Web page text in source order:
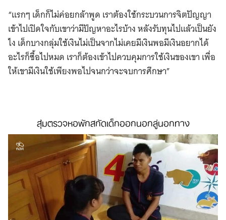
“แรกๆ เด็กก็ไม่ค่อยกล้าพูด เราต้องใช้กระบวนการจิตปัญญา
เข้าไปเปิดใจกับเขาว่ามีปัญหาอะไรบ้าง หลังรับทุนไปแล้วเป็นยัง
ไง เด็กบางกลุ่มใช้เงินไม่เป็นจากไม่เคยมีเงินพอมีเงินอยากได้
อะไรก็ซื้อไปหมด เราก็ต้องเข้าไปควบคุมการใช้เงินของเขา เพื่อ
ให้เขามีเงินใช้เพียงพอไปจนกว่าจะจบการศึกษา”
สุ่มตรวจหอพักสกัดเด็กออกนอกลู่นอกทาง